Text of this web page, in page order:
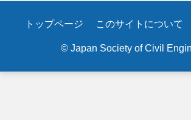
Secondary
トップページ このサイトについて
© Japan Society of Civil